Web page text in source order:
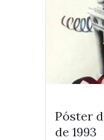
Póster
de 1993